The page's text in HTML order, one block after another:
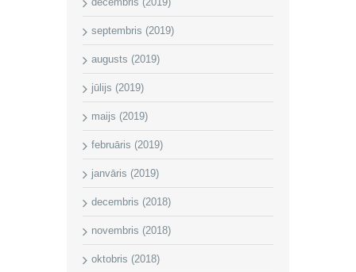
septembris (2019)
augusts (2019)
jūlijs (2019)
maijs (2019)
februāris (2019)
janvāris (2019)
decembris (2018)
novembris (2018)
oktobris (2018)